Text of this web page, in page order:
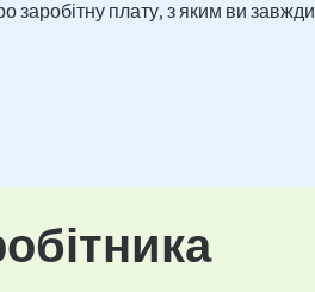
заробітну плату, з яким ви завжди